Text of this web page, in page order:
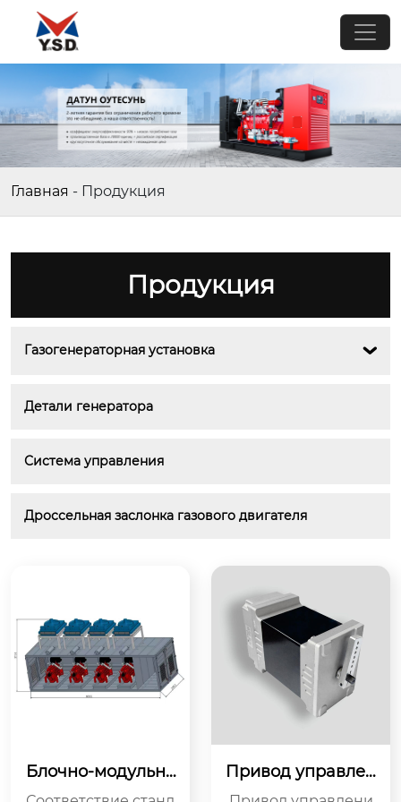
Главная - Продукция
Продукция
Газогенераторная установка 
Детали генератора
Система управления
Дроссельная заслонка газового двигателя
Блочно-модульна
я генераторная у
Привод управлен
ия скоростью QZ9